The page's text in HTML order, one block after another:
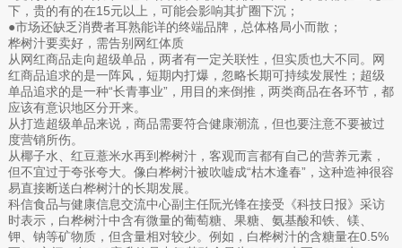
下，贵的有的在15元以上，可能会影响其扩圈下沉；
●市场还缺乏消费者耳熟能详的终端品牌，总体格局小而散；
桦树汁要卖好，需告别网红体质
从网红商品走向超级单品，两者有一定关联性，但实质也大不同。网
红商品追求的是一阵风，短期内打爆，忽略长期可持续发展性；超级
单品追求的是一种“长青事业”，用目的来倒推，两类商品在各环节，都
应该有意识地区分开来。
从打造超级单品来说，商品需要符合健康潮流，但也要注意不要被过
度营销所伤。
从椰子水、红豆薏米水再到桦树汁，客观而言都有自己的营养元素，
但不宜过于夸张夸大。像白桦树汁被吹嘘成“枯木逢春”，这种造神很容
易直接断送白桦树汁的长期发展。
科信食品与健康信息交流中心副主任阮光锋在接受《科技日报》采访
时表示，白桦树汁中含有微量的葡萄糖、果糖、氨基酸和铁、镁、
钾、钠等矿物质，但含量相对较少。例如，白桦树汁的含糖量在0.5%